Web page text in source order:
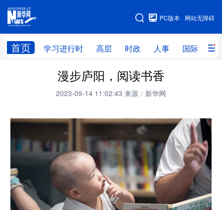
网站无障碍
PC版本
首页 学习进行时 高层 时政 人事 国际 财
网站地图
高层 时政
财经 网评
台湾 思客智库 全球连线 教育
科技 科创 量子 体育
文化 书画 健康 军事
访谈 视频 图片 政务
法律 中央文件 金融 汽车
漫步庐阳，阅读书香
2023-09-14 11:02:43 来源：新华网